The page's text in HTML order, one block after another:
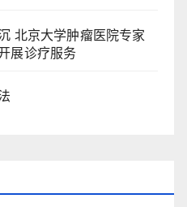
北京大学肿瘤医院专家
展诊疗服务